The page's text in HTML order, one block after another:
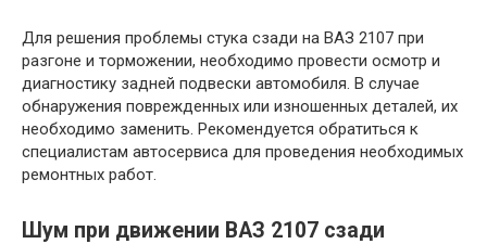
Для решения проблемы стука сзади на ВАЗ 2107 при
разгоне и торможении, необходимо провести осмотр и
диагностику задней подвески автомобиля. В случае
обнаружения поврежденных или изношенных деталей, их
необходимо заменить. Рекомендуется обратиться к
специалистам автосервиса для проведения необходимых
ремонтных работ.
Шум при движении ВАЗ 2107 сзади